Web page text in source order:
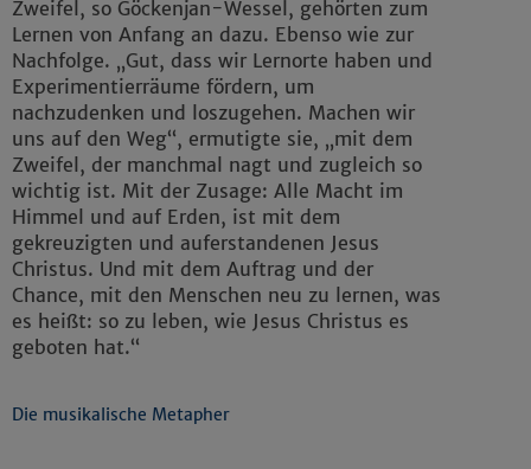
Zweifel, so Göckenjan-Wessel, gehörten zum
Lernen von Anfang an dazu. Ebenso wie zur
Nachfolge. „Gut, dass wir Lernorte haben und
Experimentierräume fördern, um
nachzudenken und loszugehen. Machen wir
uns auf den Weg“, ermutigte sie, „mit dem
Zweifel, der manchmal nagt und zugleich so
wichtig ist. Mit der Zusage: Alle Macht im
Himmel und auf Erden, ist mit dem
gekreuzigten und auferstandenen Jesus
Christus. Und mit dem Auftrag und der
Chance, mit den Menschen neu zu lernen, was
es heißt: so zu leben, wie Jesus Christus es
geboten hat.“
Die musikalische Metapher